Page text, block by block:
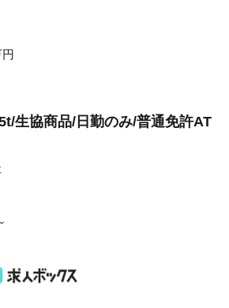
生協商品/日勤のみ/普通免許AT